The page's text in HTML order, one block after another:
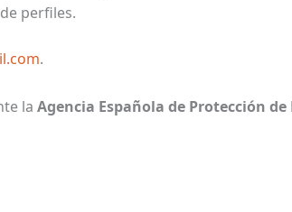
perfiles.
.
la Agencia Española de Protección de